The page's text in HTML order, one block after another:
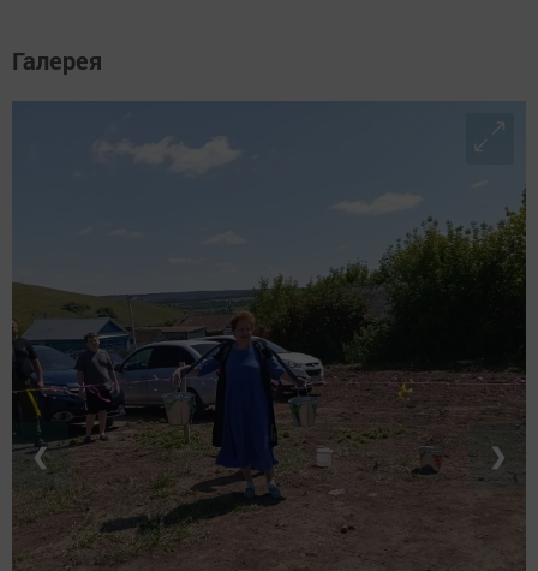
Галерея
❮ ❯